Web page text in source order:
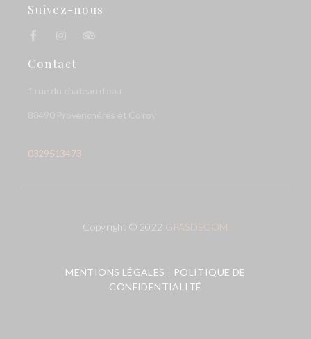
Suivez-nous
Contact
0329513473
Copyright © 2022 GPASDECOM
MENTIONS LÉGALES | POLITIQUE DE
CONFIDENTIALITÉ